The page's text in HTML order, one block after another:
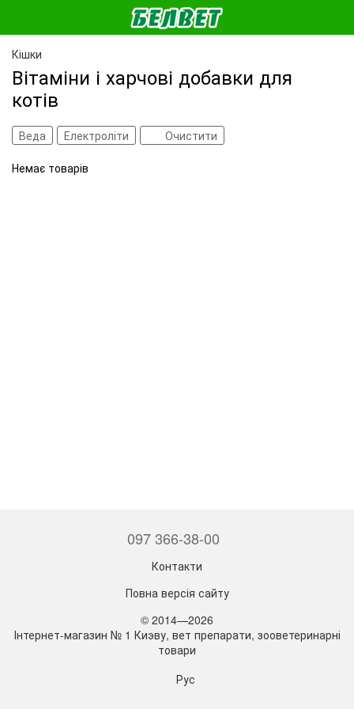
Кішки
Вітаміни і харчові добавки для
котів
Веда Електроліти Очистити
Немає товарів
097 366-38-00
Контакти
Повна версія сайту
© 2014—2026
Інтернет-магазин № 1 Киэву, вет препарати, зооветеринарні
товари
Рус